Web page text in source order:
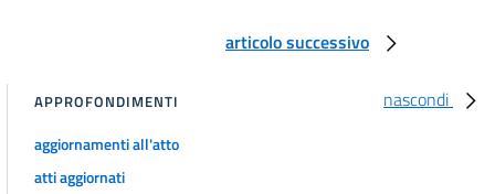
articolo successivo
nascondi
APPROFONDIMENTI
aggiornamenti all'atto
atti aggiornati